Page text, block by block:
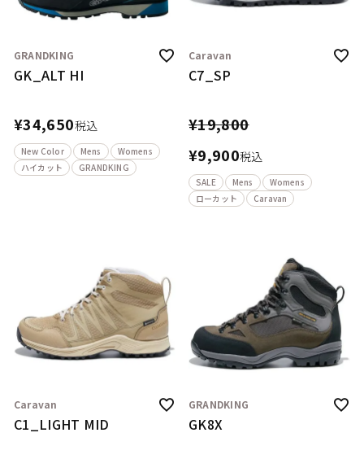
GRANDKING
GK_ALT HI
¥34,650税込
New Color Mens
Womens
ハイカット
GRANDKING
Caravan
C7_SP
¥19,800
¥9,900税込
SALE Mens
Womens
ローカット
Caravan
Caravan
C1_LIGHT MID
GRANDKING
GK8X